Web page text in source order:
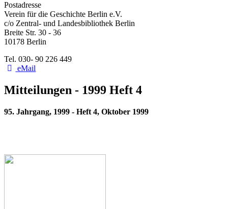
Postadresse
Verein für die Geschichte Berlin e.V.
c/o Zentral- und Landesbibliothek Berlin
Breite Str. 30 - 36
10178 Berlin
Tel. 030- 90 226 449
eMail
Mitteilungen - 1999 Heft 4
95. Jahrgang, 1999 - Heft 4, Oktober 1999